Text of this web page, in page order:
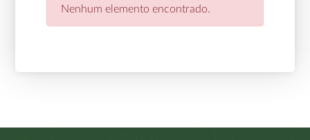
Nenhum elemento encontrado.